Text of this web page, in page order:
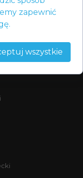
w
zapewnić
wszystkie